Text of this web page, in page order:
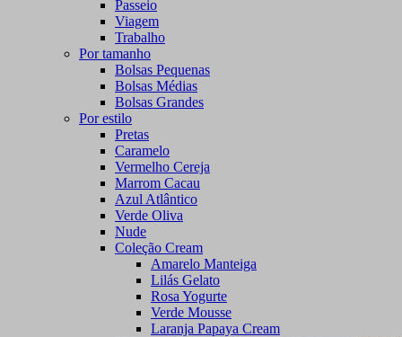
Passeio
Viagem
Trabalho
Por tamanho
Bolsas Pequenas
Bolsas Médias
Bolsas Grandes
Por estilo
Pretas
Caramelo
Vermelho Cereja
Marrom Cacau
Azul Atlântico
Verde Oliva
Nude
Coleção Cream
Amarelo Manteiga
Lilás Gelato
Rosa Yogurte
Verde Mousse
Laranja Papaya Cream